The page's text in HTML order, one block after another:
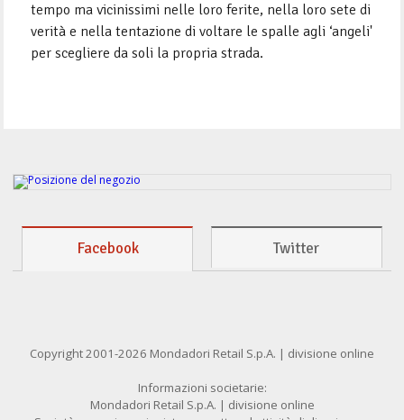
tempo ma vicinissimi nelle loro ferite, nella loro sete di
verità e nella tentazione di voltare le spalle agli ‘angeli'
per scegliere da soli la propria strada.
Facebook Twitter
Copyright 2001-2026 Mondadori Retail S.p.A. | divisione online
Informazioni societarie:
Mondadori Retail S.p.A. | divisione online